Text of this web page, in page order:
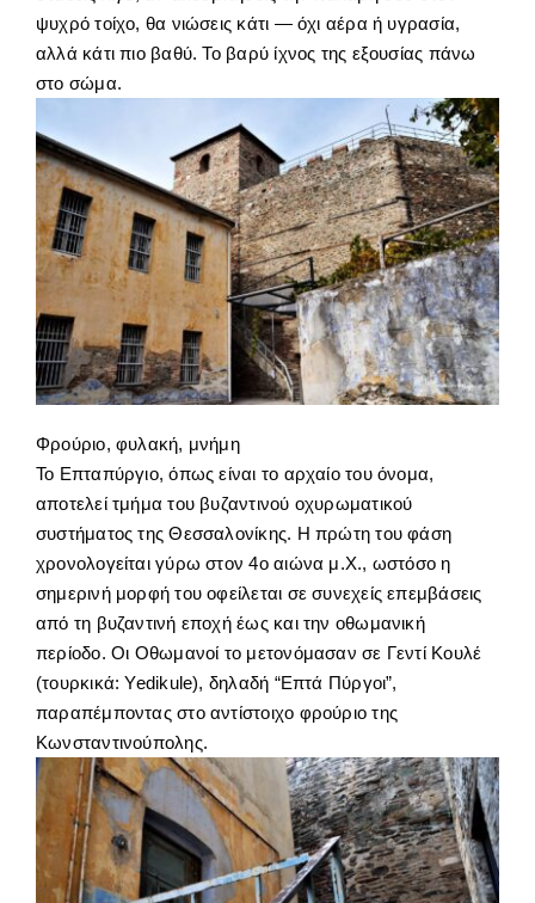
ψυχρό τοίχο, θα νιώσεις κάτι — όχι αέρα ή υγρασία,
αλλά κάτι πιο βαθύ. Το βαρύ ίχνος της εξουσίας πάνω
στο σώμα.
Φρούριο, φυλακή, μνήμη
Το Επταπύργιο, όπως είναι το αρχαίο του όνομα,
αποτελεί τμήμα του βυζαντινού οχυρωματικού
συστήματος της Θεσσαλονίκης. Η πρώτη του φάση
χρονολογείται γύρω στον 4ο αιώνα μ.Χ., ωστόσο η
σημερινή μορφή του οφείλεται σε συνεχείς επεμβάσεις
από τη βυζαντινή εποχή έως και την οθωμανική
περίοδο. Οι Οθωμανοί το μετονόμασαν σε Γεντί Κουλέ
(τουρκικά: Yedikule), δηλαδή “Επτά Πύργοι”,
παραπέμποντας στο αντίστοιχο φρούριο της
Κωνσταντινούπολης.